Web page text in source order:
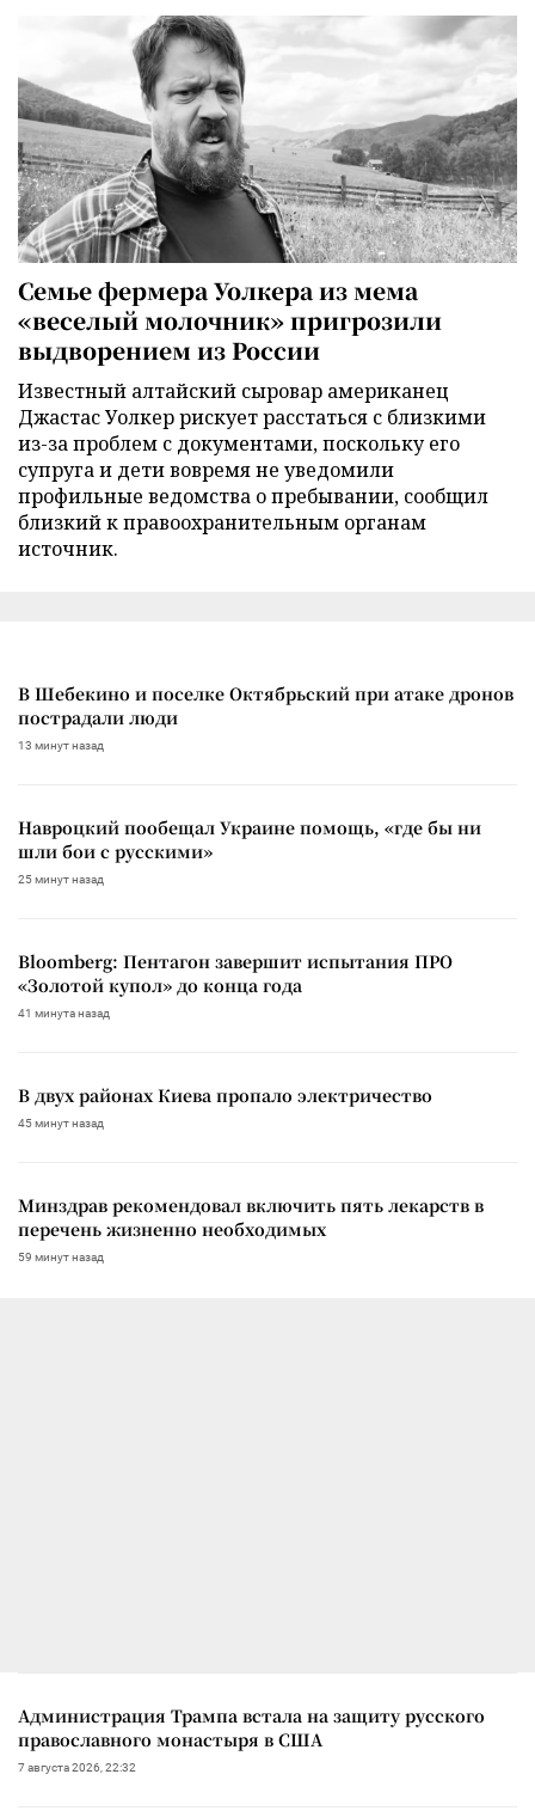
Семье фермера Уолкера из мема
«веселый молочник» пригрозили
выдворением из России
Известный алтайский сыровар американец
Джастас Уолкер рискует расстаться с близкими
из-за проблем с документами, поскольку его
супруга и дети вовремя не уведомили
профильные ведомства о пребывании, сообщил
близкий к правоохранительным органам
источник.
В Шебекино и поселке Октябрьский при атаке дронов
пострадали люди
13 минут назад
Навроцкий пообещал Украине помощь, «где бы ни
шли бои с русскими»
25 минут назад
Bloomberg: Пентагон завершит испытания ПРО
«Золотой купол» до конца года
41 минута назад
В двух районах Киева пропало электричество
45 минут назад
Минздрав рекомендовал включить пять лекарств в
перечень жизненно необходимых
59 минут назад
Администрация Трампа встала на защиту русского
православного монастыря в США
7 августа 2026, 22:32